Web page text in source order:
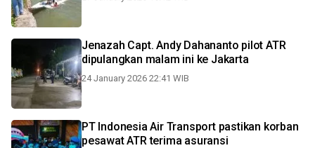
Jenazah Capt. Andy Dahananto pilot ATR
dipulangkan malam ini ke Jakarta
24 January 2026 22:41 WIB
PT Indonesia Air Transport pastikan korban
pesawat ATR terima asuransi